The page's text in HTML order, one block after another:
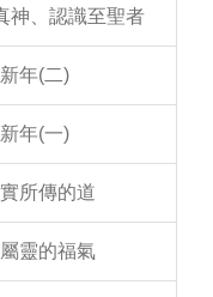
神、認識至聖者
年(二)
年(一)
所傳的道
靈的福氣